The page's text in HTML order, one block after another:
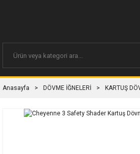
Anasayfa DÖVME İĞNELERİ KARTUŞ